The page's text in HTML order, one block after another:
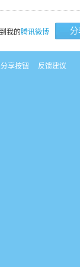
我的腾讯微博 分
享按钮 反馈建议